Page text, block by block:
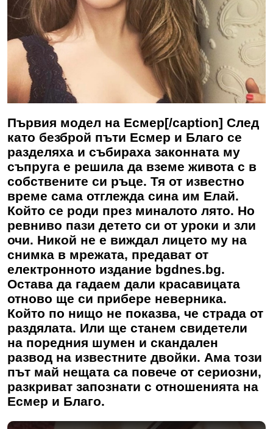
Първия модел на Есмер[/caption] След
като безброй пъти Есмер и Благо се
разделяха и събираха законната му
съпруга е решила да вземе живота с в
собствените си ръце. Тя от известно
време сама отглежда сина им Елай.
Който се роди през миналото лято. Но
ревниво пази детето си от уроки и зли
очи. Никой не е виждал лицето му на
снимка в мрежата, предават от
електронното издание bgdnes.bg.
Остава да гадаем дали красавицата
отново ще си прибере неверника.
Който по нищо не показва, че страда от
раздялата. Или ще станем свидетели
на поредния шумен и скандален
развод на известните двойки. Ама този
път май нещата са повече от сериозни,
разкриват запознати с отношенията на
Есмер и Благо.